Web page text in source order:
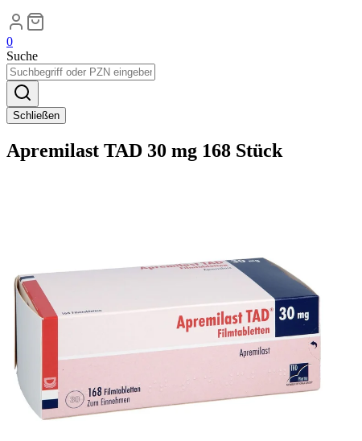
0
Suche
Schließen
Apremilast TAD 30 mg 168 Stück